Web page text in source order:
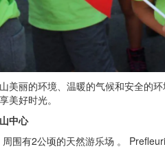
美丽的环境、温暖的气候和安全的
美好时光。
中心
围有2公顷的天然游乐场 。